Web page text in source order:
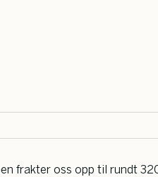
frakter oss opp til rundt